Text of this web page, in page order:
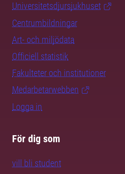
Universitetsdjursjukhuset
Centrumbildningar
Art- och miljödata
Officiell statistik
Fakulteter och institutioner
Medarbetarwebben
Logga in
För dig som
vill bli student